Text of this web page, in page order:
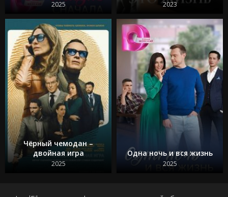
2025 2023
Чёрный чемодан –
двойная игра
2025
Одна ночь и вся жизнь
2025